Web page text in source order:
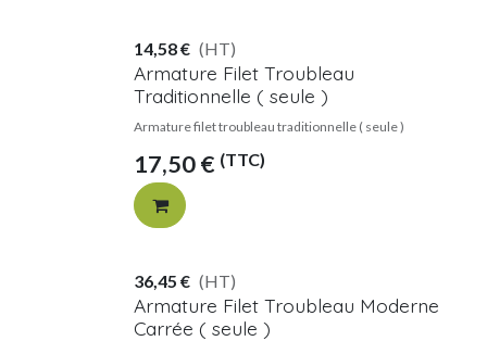
Armature Filet Troubleau
Traditionnelle ( seule )
Armature filet troubleau traditionnelle ( seule )
17,50€ (TTC)
14,58€ (HT)
Armature Filet Troubleau Moderne
Carrée ( seule )
36,45 € (HT)